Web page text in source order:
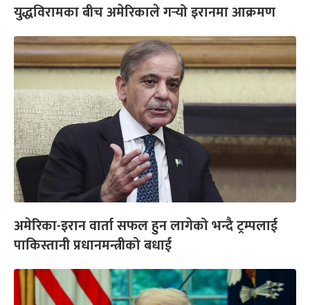
युद्धविरामका बीच अमेरिकाले गर्‍यो इरानमा आक्रमण
अमेरिका-इरान वार्ता सफल हुन लागेको भन्दै ट्रम्पलाई
पाकिस्तानी प्रधानमन्त्रीको बधाई